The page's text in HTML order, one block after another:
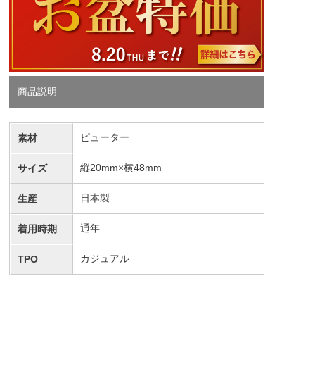
商品説明
素材 ピューター
サイズ 縦20mm×横48mm
生産 日本製
着用時期 通年
TPO カジュアル